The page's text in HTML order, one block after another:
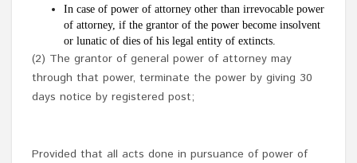
In case of power of attorney other than irrevocable power
of attorney, if the grantor of the power become insolvent
or lunatic of dies of his legal entity of extincts.
(2) The grantor of general power of attorney may
through that power, terminate the power by giving 30
days notice by registered post;
Provided that all acts done in pursuance of power of